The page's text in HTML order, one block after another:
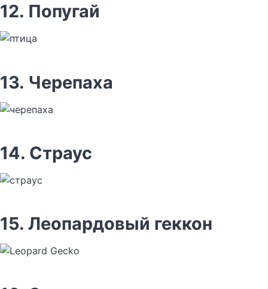
12. Попугай
13. Черепаха
14. Страус
15. Леопардовый геккон